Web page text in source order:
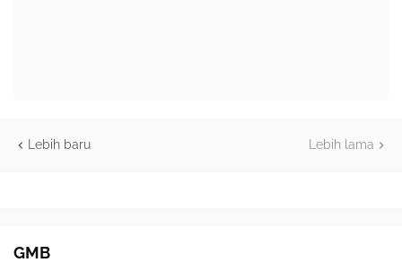
Lebih baru Lebih lama
GMB